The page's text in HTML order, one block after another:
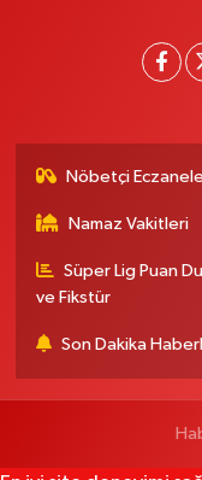
Nöbetçi
Namaz Vakitleri
Süper Lig Puan
ve Fikstür
Son Dakika